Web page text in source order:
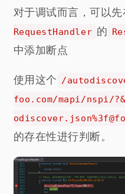
对于调试而言，可以先
RequestHandler 的
中添加断点
使用这个 /
foo.com/mapi/nspi/
的存在性进行判断。